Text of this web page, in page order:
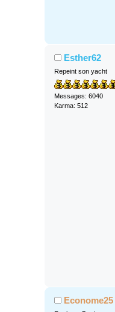
Esther62
Repeint son yacht
Messages: 6040
Karma: 512
Econome25